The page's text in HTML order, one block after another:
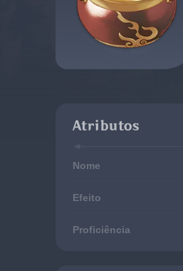
Atributos
Nome
Efeito
Proficiência